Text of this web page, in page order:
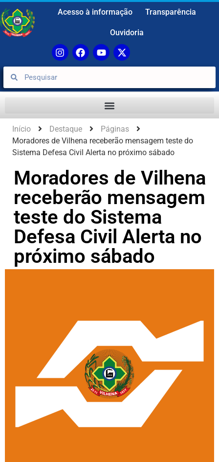
Acesso à informação Transparência
Ouvidoria
Início Destaque
Páginas
Moradores de Vilhena receberão mensagem teste do
Sistema Defesa Civil Alerta no próximo sábado
Moradores de Vilhena
receberão mensagem
teste do Sistema
Defesa Civil Alerta no
próximo sábado